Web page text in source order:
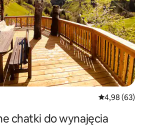
Średnia
4,98 (63)
chatki do wynajęcia